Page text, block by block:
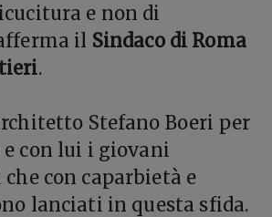
e non di
il Sindaco di Roma
.
Stefano Boeri per
con lui i giovani
con caparbietà e
lanciati in questa sfida.